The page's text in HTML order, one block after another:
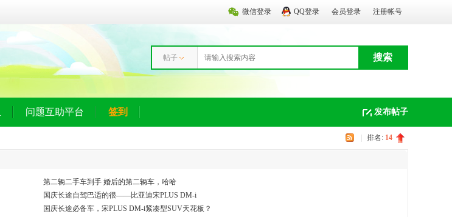
微信登录 QQ登录 会员登录 注册帐号
帖子 搜索
发布帖子
问题互助平台 签到
排名: 14
第二辆二手车到手 婚后的第二辆车，哈哈
国庆长途自驾巴适的很——比亚迪宋PLUS DM-i
国庆长途必备车，宋PLUS DM-i紧凑型SUV天花板？